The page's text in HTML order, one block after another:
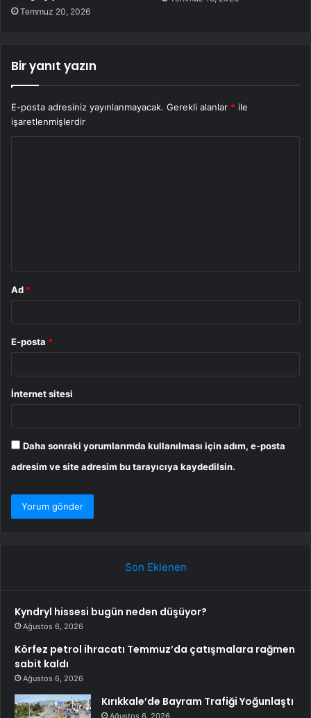
Temmuz 20, 2026
Bir yanıt yazın
E-posta adresiniz yayınlanmayacak. Gerekli alanlar * ile
işaretlenmişlerdir
Ad *
E-posta *
İnternet sitesi
Daha sonraki yorumlarımda kullanılması için adım, e-posta
adresim ve site adresim bu tarayıcıya kaydedilsin.
Son Eklenen
Kyndryl hissesi bugün neden düşüyor?
Ağustos 6, 2026
Körfez petrol ihracatı Temmuz’da çatışmalara rağmen
sabit kaldı
Ağustos 6, 2026
Kırıkkale’de Bayram Trafiği Yoğunlaştı
Ağustos 6, 2026